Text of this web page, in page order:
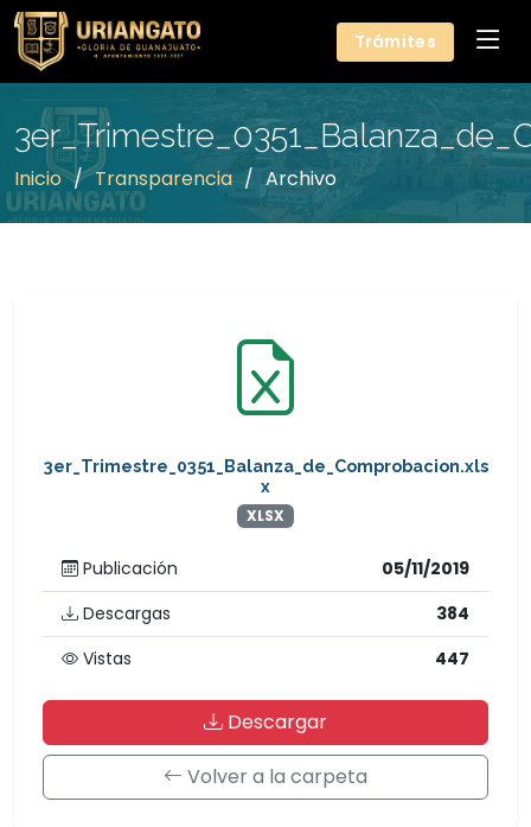
Trámites
Inicio Transparencia Archivo
3er_Trimestre_0351_Balanza_de_Comprobacion.xls
x
XLSX
Publicación
05/11/2019
Descargas
384
Vistas
447
Descargar
Volver a la carpeta